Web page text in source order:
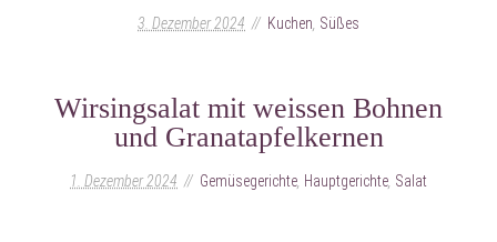
3. Dezember 2024 Kuchen Süßes
Wirsingsalat mit weissen Bohnen
und Granatapfelkernen
1. Dezember 2024 Gemüsegerichte Hauptgerichte Salat